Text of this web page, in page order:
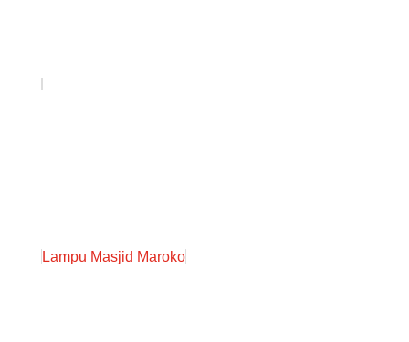
Lampu Masjid Maroko